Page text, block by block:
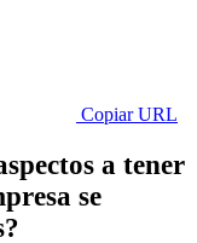
Copiar URL
a tener
se